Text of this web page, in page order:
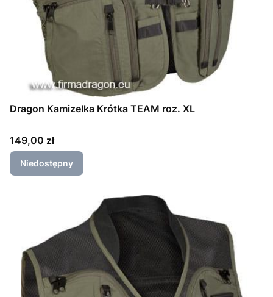
Dragon Kamizelka Krótka TEAM roz. XL
Cena
149,00 zł
Niedostępny